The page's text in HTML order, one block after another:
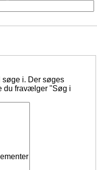
i. Der søges
du fravælger "Søg i